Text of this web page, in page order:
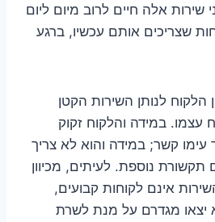
שירות אלה חיים לרוב מיום ליום
שצריכים אותם עכשיו, ברגע
לנותן השירות הקטן
במידה והלקוח זקוק
עימו קשר; במידה והוא לא צריך
תקשורת נוספת. לעיתים, מכיוון
אינם לקוחות קבועים,
יצאו מגדרם על מנת לשרת